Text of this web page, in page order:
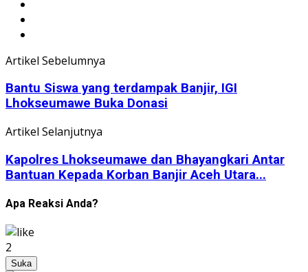
Artikel Sebelumnya
Bantu Siswa yang terdampak Banjir, IGI
Lhokseumawe Buka Donasi
Artikel Selanjutnya
Kapolres Lhokseumawe dan Bhayangkari Antar
Bantuan Kepada Korban Banjir Aceh Utara...
Apa Reaksi Anda?
2
Suka